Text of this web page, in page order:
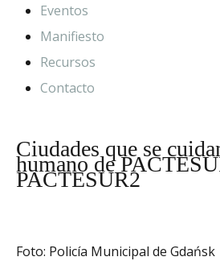
Eventos
Manifiesto
Recursos
Contacto
Ciudades que se
humano de
PACTESUR2
Foto: Policía Municipal de Gdańsk